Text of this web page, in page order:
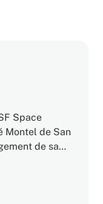
Space
Montel de San
de sa